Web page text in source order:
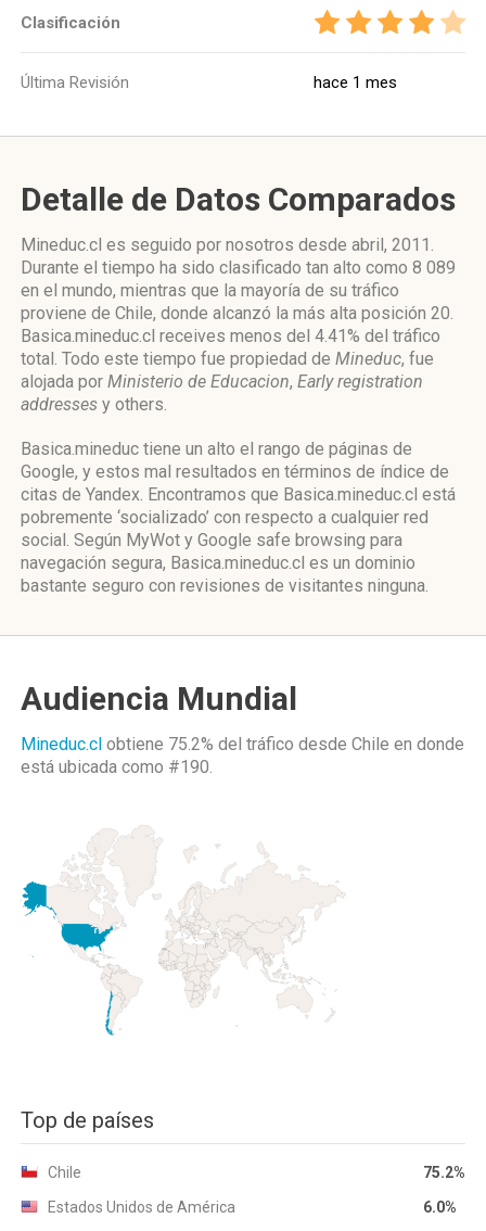
Clasificación
Última Revisión hace 1 mes
Detalle de Datos Comparados
Mineduc.cl es seguido por nosotros desde abril, 2011.
Durante el tiempo ha sido clasificado tan alto como 8 089
en el mundo, mientras que la mayoría de su tráfico
proviene de Chile, donde alcanzó la más alta posición 20.
Basica.mineduc.cl receives menos del 4.41% del tráfico
total. Todo este tiempo fue propiedad de Mineduc, fue
alojada por Ministerio de Educacion, Early registration
addresses y others.
Basica.mineduc tiene un alto el rango de páginas de
Google, y estos mal resultados en términos de índice de
citas de Yandex. Encontramos que Basica.mineduc.cl está
pobremente ‘socializado’ con respecto a cualquier red
social. Según MyWot y Google safe browsing para
navegación segura, Basica.mineduc.cl es un dominio
bastante seguro con revisiones de visitantes ninguna.
Audiencia Mundial
Mineduc.cl obtiene 75.2% del tráfico desde Chile en donde
está ubicada como #190.
Top de países
Chile
75.2%
Estados Unidos de América
6.0%